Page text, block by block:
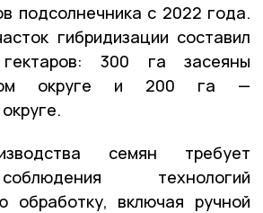
подсолнечника с 2022 года.
гибридизации составил
300 га засеяны
округе и 200 га —
семян требует
технологий
обработку, включая ручной